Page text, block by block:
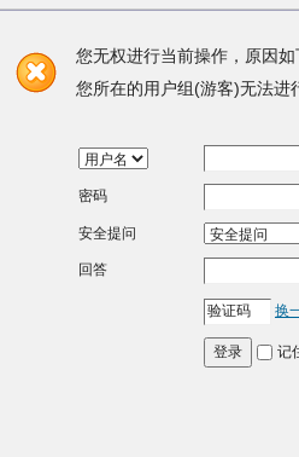
您无权进行当前操作，原因如
您所在的用户组(游客)无法进
密码
安全提问
回答
换
登录 记